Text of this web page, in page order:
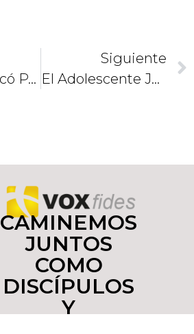
Dios Me Buscó Primero
Siguiente
El Adolescente Juan (3)
CAMINEMOS
JUNTOS
COMO
DISCÍPULOS
Y